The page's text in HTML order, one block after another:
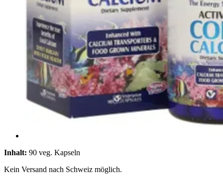
Inhalt: 90 veg. Kapseln
Kein Versand nach Schweiz möglich.